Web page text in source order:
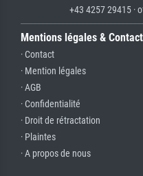
+43 4257 29415 ·
Mentions légales & Contact
· Contact
· Mention légales
· AGB
· Confidentialité
· Droit de rétractation
· Plaintes
· A propos de nous